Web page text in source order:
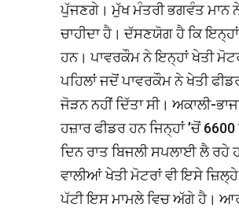
ਪੁੱਜਣਗੇ। ਮੁੱਖ ਮੰਤਰੀ ਭਗਵੰਤ ਮਾਨ ਨੇ
ਚਾਹੀਦਾ ਹੈ। ਦੱਸਣਯੋਗ ਹੈ ਕਿ
ਹਨ। ਪਾਵਰਕੌਮ ਨੇ ਇਨ੍ਹਾਂ ਖੇਤੀ
ਪਹਿਲਾਂ ਜਦੋਂ ਪਾਵਰਕੌਮ ਨੇ ਖੇਤੀ
ਜੋੜਨ ਨਹੀਂ ਦਿੱਤਾ ਸੀ। ਅਕਾਲੀ-
ਹਜ਼ਾਰ ਫੀਡਰ ਹਨ ਜਿਨ੍ਹਾਂ ’ਚੋਂ
ਦਿਨ ਰਾਤ ਬਿਜਲੀ ਸਪਲਾਈ ਲੈ ਰਹੇ
ਵਾਲੀਆਂ ਖੇਤੀ ਮੋਟਰਾਂ ਵੀ ਇਸੇ
ਪੱਟੀ ਇਸ ਮਾਮਲੇ ਵਿਚ ਅੱਗੇ ਹੈ।